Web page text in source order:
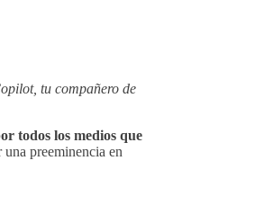
tu compañero de
todos los medios que
preeminencia en